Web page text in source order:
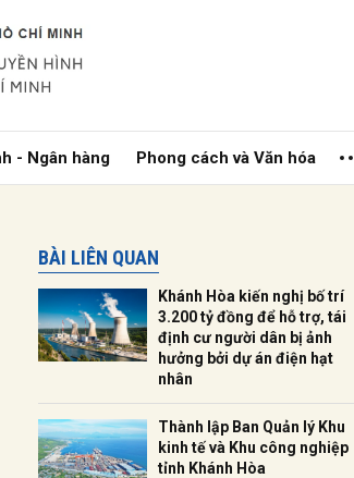
- Ngân hàng Phong cách và Văn hóa
BÀI LIÊN QUAN
Khánh Hòa kiến nghị bố trí
3.200 tỷ đồng để hỗ trợ, tái
định cư người dân bị ảnh
hưởng bởi dự án điện hạt
nhân
Thành lập Ban Quản lý Khu
kinh tế và Khu công nghiệp
tỉnh Khánh Hòa
Gửi